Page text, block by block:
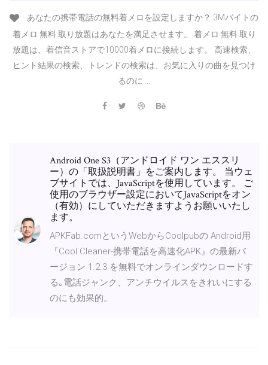
あなたの携帯電話の無料着メロを設定しますか？ 3Mバイトの
着メロ 無料 取り放題はあなたを満足させます。 着メロ 無料 取り
放題は、着信音ストアで10000着メロに接続します。 高速検索、
ヒント結果の検索、トレンドの検索は、お気に入りの曲を見つけ
るのに …
Android One S3（アンドロイド ワン エススリ
ー）の「取扱説明書」をご案内します。 当ウェ
ブサイトでは、JavaScriptを使用しています。 ご
使用のブラウザー設定においてJavaScriptをオン
（有効）にしていただきますようお願いいたし
ます。
APKFab.comというWebからCoolpubの Android用
『Cool Cleaner-携帯電話を高速化APK』の最新バ
ージョン 1.2.3 を無料でオンラインダウンロードす
る｡電話ジャンク、アンチウイルスをきれいにする
のにも効果的。